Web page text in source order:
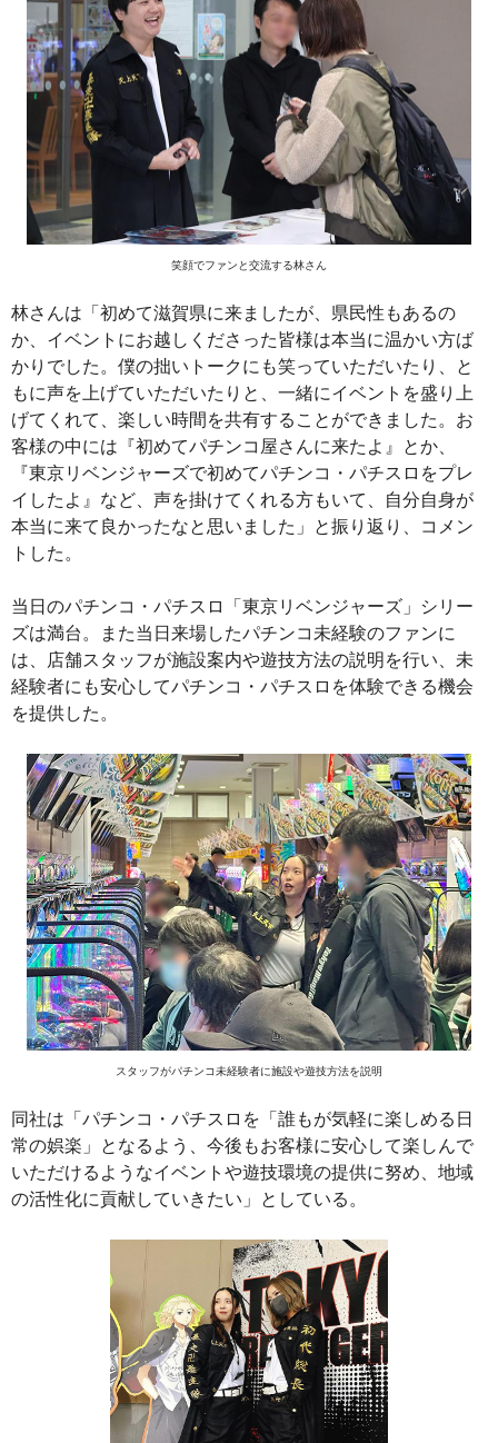
笑顔でファンと交流する林さん
林さんは「初めて滋賀県に来ましたが、県民性もあるの
か、イベントにお越しくださった皆様は本当に温かい方ば
かりでした。僕の拙いトークにも笑っていただいたり、と
もに声を上げていただいたりと、一緒にイベントを盛り上
げてくれて、楽しい時間を共有することができました。お
客様の中には『初めてパチンコ屋さんに来たよ』とか、
『東京リベンジャーズで初めてパチンコ・パチスロをプレ
イしたよ』など、声を掛けてくれる方もいて、自分自身が
本当に来て良かったなと思いました」と振り返り、コメン
トした。
当日のパチンコ・パチスロ「東京リベンジャーズ」シリー
ズは満台。また当日来場したパチンコ未経験のファンに
は、店舗スタッフが施設案内や遊技方法の説明を行い、未
経験者にも安心してパチンコ・パチスロを体験できる機会
を提供した。
スタッフがパチンコ未経験者に施設や遊技方法を説明
同社は「パチンコ・パチスロを「誰もが気軽に楽しめる日
常の娯楽」となるよう、今後もお客様に安心して楽しんで
いただけるようなイベントや遊技環境の提供に努め、地域
の活性化に貢献していきたい」としている。